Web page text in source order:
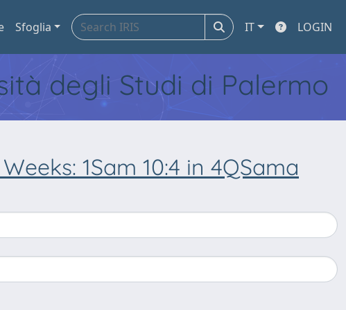
Sfoglia IT LOGIN
degli Studi di Palermo
1Sam 10:4 in 4QSama